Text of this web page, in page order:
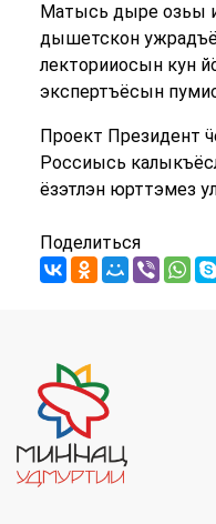
Матысь дыре озьы
дышетскон
лекторииосын кун
экспертъёсын
Проект Президент
Россиысь
ёзэтлэн юрттэмез
Поделиться